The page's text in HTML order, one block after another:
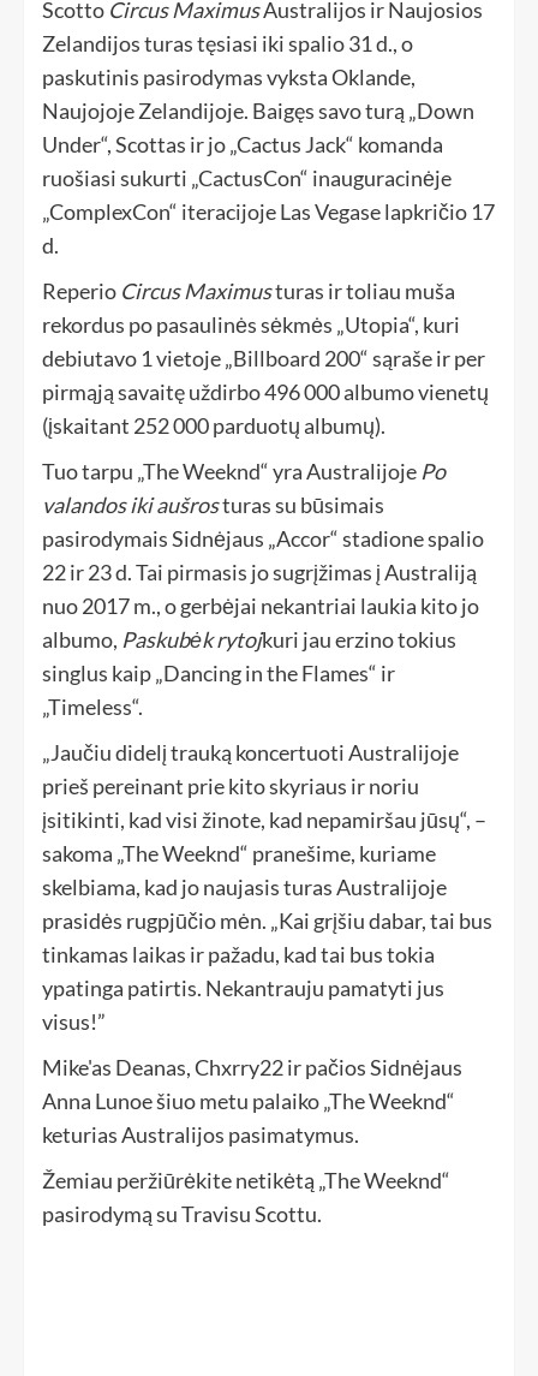
Scotto Circus MaximusAustralijos ir Naujosios
Zelandijos turas tęsiasi iki spalio 31 d., o
paskutinis pasirodymas vyksta Oklande,
Naujojoje Zelandijoje. Baigęs savo turą „Down
Under“, Scottas ir jo „Cactus Jack“ komanda
ruošiasi sukurti „CactusCon“ inauguracinėje
„ComplexCon“ iteracijoje Las Vegase lapkričio 17
d.
Reperio Circus Maximusturas ir toliau muša
rekordus po pasaulinės sėkmės „Utopia“, kuri
debiutavo 1 vietoje „Billboard 200“ sąraše ir per
pirmąją savaitę uždirbo 496 000 albumo vienetų
(įskaitant 252 000 parduotų albumų).
Tuo tarpu „The Weeknd“ yra Australijoje Po
valandos iki aušrosturas su būsimais
pasirodymais Sidnėjaus „Accor“ stadione spalio
22 ir 23 d. Tai pirmasis jo sugrįžimas į Australiją
nuo 2017 m., o gerbėjai nekantriai laukia kito jo
albumo, Paskubėk rytojkuri jau erzino tokius
singlus kaip „Dancing in the Flames“ ir
„Timeless“.
„Jaučiu didelį trauką koncertuoti Australijoje
prieš pereinant prie kito skyriaus ir noriu
įsitikinti, kad visi žinote, kad nepamiršau jūsų“, –
sakoma „The Weeknd“ pranešime, kuriame
skelbiama, kad jo naujasis turas Australijoje
prasidės rugpjūčio mėn. „Kai grįšiu dabar, tai bus
tinkamas laikas ir pažadu, kad tai bus tokia
ypatinga patirtis. Nekantrauju pamatyti jus
visus!”
Mike'as Deanas, Chxrry22 ir pačios Sidnėjaus
Anna Lunoe šiuo metu palaiko „The Weeknd“
keturias Australijos pasimatymus.
Žemiau peržiūrėkite netikėtą „The Weeknd“
pasirodymą su Travisu Scottu.